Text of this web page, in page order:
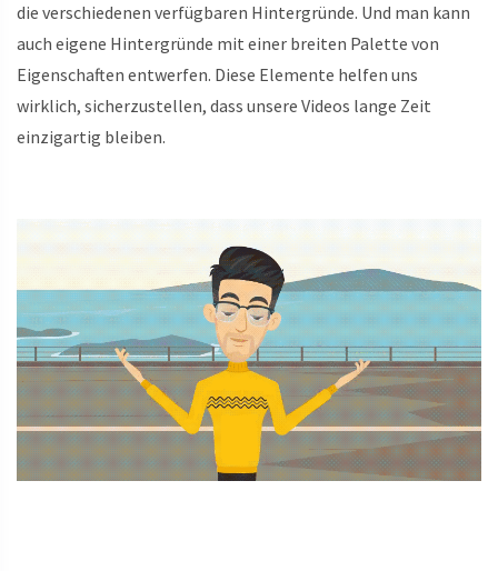
die verschiedenen verfügbaren Hintergründe. Und man kann
auch eigene Hintergründe mit einer breiten Palette von
Eigenschaften entwerfen. Diese Elemente helfen uns
wirklich, sicherzustellen, dass unsere Videos lange Zeit
einzigartig bleiben.